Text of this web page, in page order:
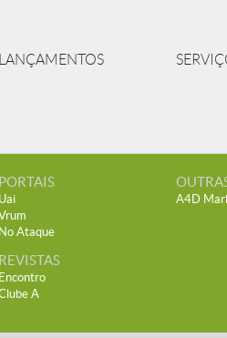
LANÇAMENTOS
PORTAIS
Uai
No Ataque
REVISTAS
Encontro
A
A4D